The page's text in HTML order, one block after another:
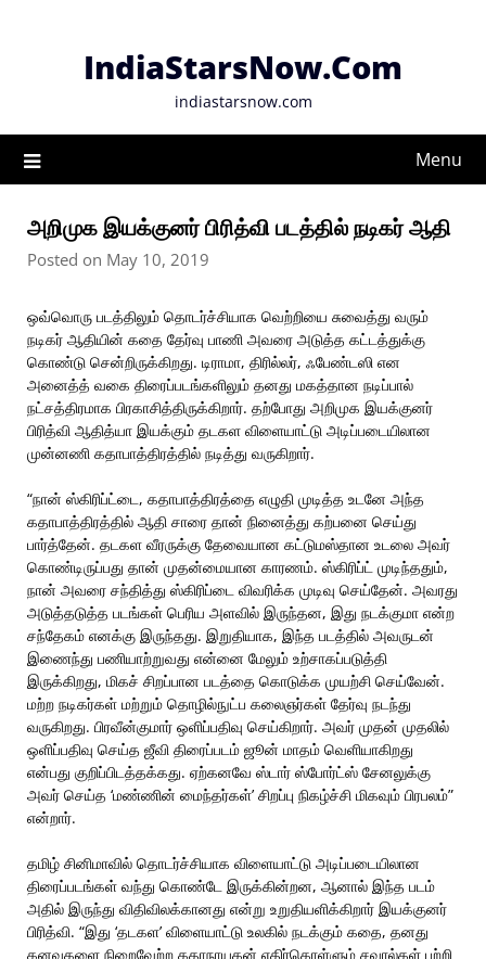
IndiaStarsNow.Com
indiastarsnow.com
Menu
அறிமுக இயக்குனர் பிரித்வி படத்தில் நடிகர் ஆதி
Posted on May 10, 2019
ஒவ்வொரு படத்திலும் தொடர்ச்சியாக வெற்றியை சுவைத்து வரும்
நடிகர் ஆதியின் கதை தேர்வு பாணி அவரை அடுத்த கட்டத்துக்கு
கொண்டு சென்றிருக்கிறது. டிராமா, திரில்லர், ஃபேண்டஸி என
அனைத்த் வகை திரைப்படங்களிலும் தனது மகத்தான நடிப்பால்
நட்சத்திரமாக பிரகாசித்திருக்கிறார். தற்போது அறிமுக இயக்குனர்
பிரித்வி ஆதித்யா இயக்கும் தடகள விளையாட்டு அடிப்படையிலான
முன்னணி கதாபாத்திரத்தில் நடித்து வருகிறார்.
“நான் ஸ்கிரிப்ட்டை, கதாபாத்திரத்தை எழுதி முடித்த உடனே அந்த
கதாபாத்திரத்தில் ஆதி சாரை தான் நினைத்து கற்பனை செய்து
பார்த்தேன். தடகள வீரருக்கு தேவையான கட்டுமஸ்தான உடலை அவர்
கொண்டிருப்பது தான் முதன்மையான காரணம். ஸ்கிரிப்ட் முடிந்ததும்,
நான் அவரை சந்தித்து ஸ்கிரிப்டை விவரிக்க முடிவு செய்தேன். அவரது
அடுத்தடுத்த படங்கள் பெரிய அளவில் இருந்தன, இது நடக்குமா என்ற
சந்தேகம் எனக்கு இருந்தது. இறுதியாக, இந்த படத்தில் அவருடன்
இணைந்து பணியாற்றுவது என்னை மேலும் உற்சாகப்படுத்தி
இருக்கிறது, மிகச் சிறப்பான படத்தை கொடுக்க முயற்சி செய்வேன்.
மற்ற நடிகர்கள் மற்றும் தொழில்நுட்ப கலைஞர்கள் தேர்வு நடந்து
வருகிறது. பிரவீன்குமார் ஒளிப்பதிவு செய்கிறார். அவர் முதன் முதலில்
ஒளிப்பதிவு செய்த ஜீவி திரைப்படம் ஜூன் மாதம் வெளியாகிறது
என்பது குறிப்பிடத்தக்கது. ஏற்கனவே ஸ்டார் ஸ்போர்ட்ஸ் சேனலுக்கு
அவர் செய்த ‘மண்ணின் மைந்தர்கள்’ சிறப்பு நிகழ்ச்சி மிகவும் பிரபலம்”
என்றார்.
தமிழ் சினிமாவில் தொடர்ச்சியாக விளையாட்டு அடிப்படையிலான
திரைப்படங்கள் வந்து கொண்டே இருக்கின்றன, ஆனால் இந்த படம்
அதில் இருந்து விதிவிலக்கானது என்று உறுதியளிக்கிறார் இயக்குனர்
பிரித்வி. “இது ‘தடகள’ விளையாட்டு உலகில் நடக்கும் கதை, தனது
கனவுகளை நிறைவேற்ற கதாநாயகன் எதிர்கொள்ளும் சவால்கள் பற்றி